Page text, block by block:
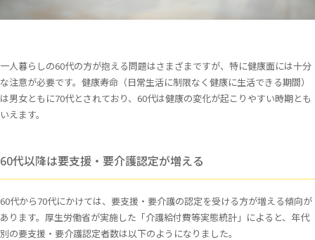
一人暮らしの60代の方が抱える問題はさまざまですが、特に健康面には十分
な注意が必要です。健康寿命（日常生活に制限なく健康に生活できる期間）
は男女ともに70代とされており、60代は健康の変化が起こりやすい時期とも
いえます。
60代以降は要支援・要介護認定が増える
60代から70代にかけては、要支援・要介護の認定を受ける方が増える傾向が
あります。厚生労働省が実施した「介護給付費等実態統計」によると、年代
別の要支援・要介護認定者数は以下のようになりました。